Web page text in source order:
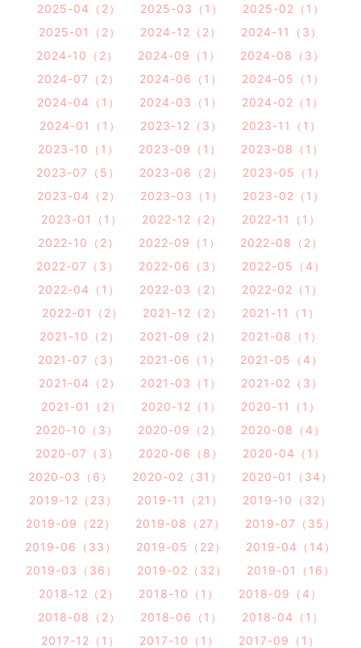
2025-04（2）
2025-03（1）
2025-02（1）
2025-01（2）
2024-12（2）
2024-11（3）
2024-10（2）
2024-09（1）
2024-08（3）
2024-07（2）
2024-06（1）
2024-05（1）
2024-04（1）
2024-03（1）
2024-02（1）
2024-01（1）
2023-12（3）
2023-11（1）
2023-10（1）
2023-09（1）
2023-08（1）
2023-07（5）
2023-06（2）
2023-05（1）
2023-04（2）
2023-03（1）
2023-02（1）
2023-01（1）
2022-12（2）
2022-11（1）
2022-10（2）
2022-09（1）
2022-08（2）
2022-07（3）
2022-06（3）
2022-05（4）
2022-04（1）
2022-03（2）
2022-02（1）
2022-01（2）
2021-12（2）
2021-11（1）
2021-10（2）
2021-09（2）
2021-08（1）
2021-07（3）
2021-06（1）
2021-05（4）
2021-04（2）
2021-03（1）
2021-02（3）
2021-01（2）
2020-12（1）
2020-11（1）
2020-10（3）
2020-09（2）
2020-08（4）
2020-07（3）
2020-06（8）
2020-04（1）
2020-03（6）
2020-02（31）
2020-01（34）
2019-12（23）
2019-11（21）
2019-10（32）
2019-09（22）
2019-08（27）
2019-07（35）
2019-06（33）
2019-05（22）
2019-04（14）
2019-03（36）
2019-02（32）
2019-01（16）
2018-12（2）
2018-10（1）
2018-09（4）
2018-08（2）
2018-06（1）
2018-04（1）
2017-12（1）
2017-10（1）
2017-09（1）